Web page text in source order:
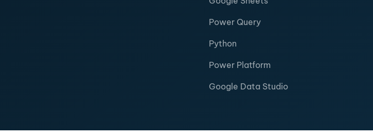
Power Query
Python
Power Platform
Google Data Studio